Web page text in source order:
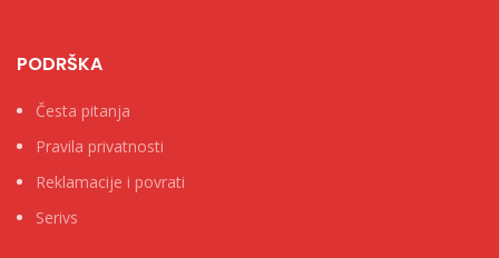
PODRŠKA
Česta pitanja
Pravila privatnosti
Reklamacije i povrati
Serivs